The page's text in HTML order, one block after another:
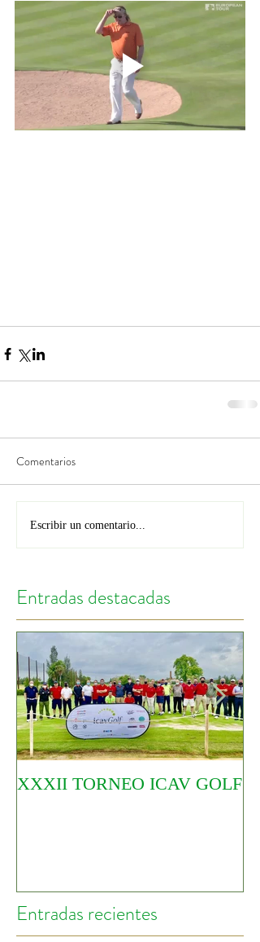
Comentarios
Escribir un comentario...
Entradas destacadas
XXXII TORNEO ICAV GOLF
Entradas recientes